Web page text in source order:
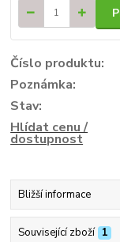
Číslo produktu:
Poznámka:
Stav:
Hlídat cenu /
dostupnost
Bližší informace
Související zboží 1